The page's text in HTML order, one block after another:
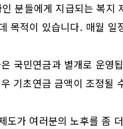
분들에게 지급되는 복지
목적이 있습니다. 매월 일
국민연금과 별개로 운영
기초연금 금액이 조정될
도가 여러분의 노후를 좀